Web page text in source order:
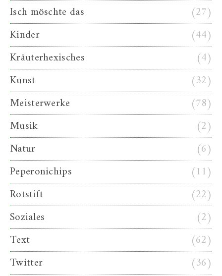
Isch möschte das
(27)
Kinder
(44)
Kräuterhexisches
(4)
Kunst
(32)
Meisterwerke
(78)
Musik
(2)
Natur
(6)
Peperonichips
(11)
Rotstift
(22)
Soziales
(2)
Text
(62)
Twitter
(36)